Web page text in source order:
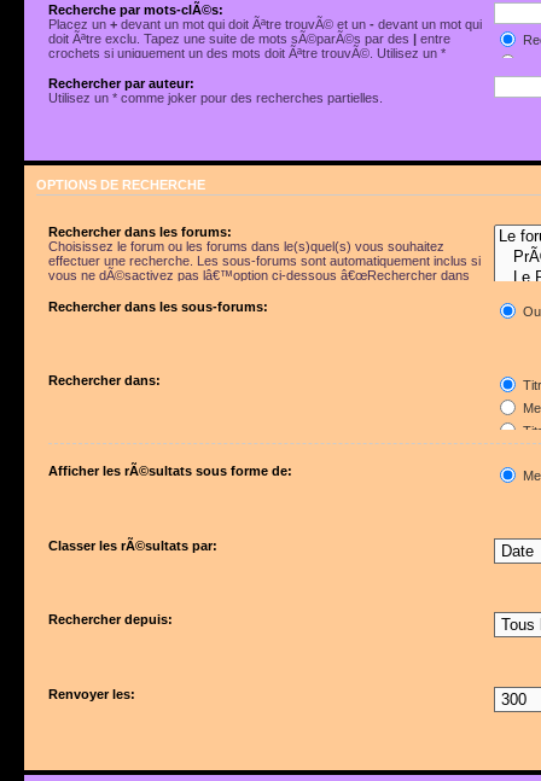
Recherche par mots-clÃ©s:
Placez un+ devant un mot qui doit Ãªtre trouvÃ© et un- devant un mot qui
doit Ãªtre exclu. Tapez une suite de mots sÃ©parÃ©s par des| entre
crochets si uniquement un des mots doit Ãªtre trouvÃ©. Utilisez un *
Rechercher par auteur:
Utilisez un * comme joker pour des recherches partielles.
OPTIONS DE RECHERCHE
Rechercher dans les forums:
Choisissez le forum ou les forums dans le(s)quel(s) vous souhaitez
effectuer une recherche. Les sous-forums sont automatiquement inclus si
vous ne dÃ©sactivez pas lâ€™option ci-dessous â€œRechercher dans
Rechercher dans les sous-forums:
Rechercher dans:
Afficher les rÃ©sultats sous forme de:
Classer les rÃ©sultats par:
Rechercher depuis:
Renvoyer les: